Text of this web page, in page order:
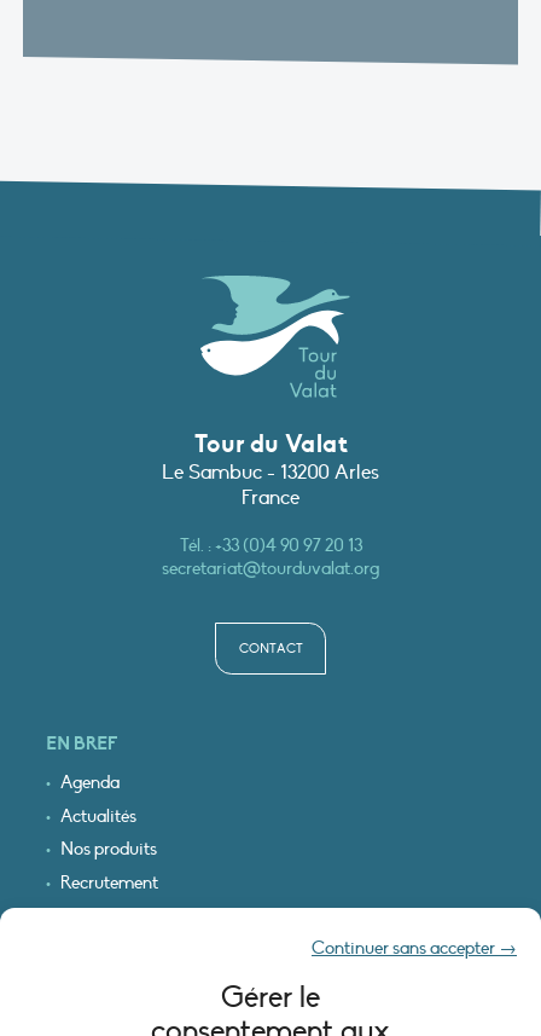
Gérer le
Continuer sans accepter →
Tour du Valat
Le Sambuc - 13200 Arles
France
Tél. :+33 (0)4 90 97 20 13
secretariat@tourduvalat.org
CONTACT
EN BREF
Agenda
Actualités
Nos produits
Recrutement
INFORMATIONS LÉGALES